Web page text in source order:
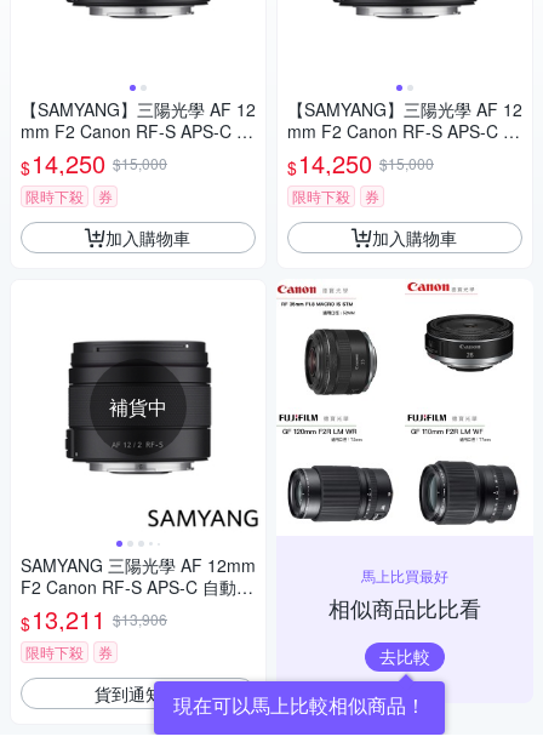
【SAMYANG】三陽光學 AF 12
mm F2 Canon RF-S APS-C 自
動對焦鏡頭 公司貨
$14,250 $15,000
限時下殺
券
加入購物車
補貨中
SAMYANG 三陽光學 AF 12mm
F2 Canon RF-S APS-C 自動對
焦鏡頭 公司貨
$13,211 $13,906
限時下殺
券
貨到通知我
【SAMYANG】三陽光學 AF 12
mm F2 Canon RF-S APS-C 自
動對焦鏡頭 公司貨
$14,250 $15,000
限時下殺
券
加入購物車
馬上比買最好
相似商品比比看
去比較
現在可以馬上比較相似商品！